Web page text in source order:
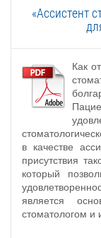
«Ассистент
Как
в качестве
присутствия
который
является
стоматологом и